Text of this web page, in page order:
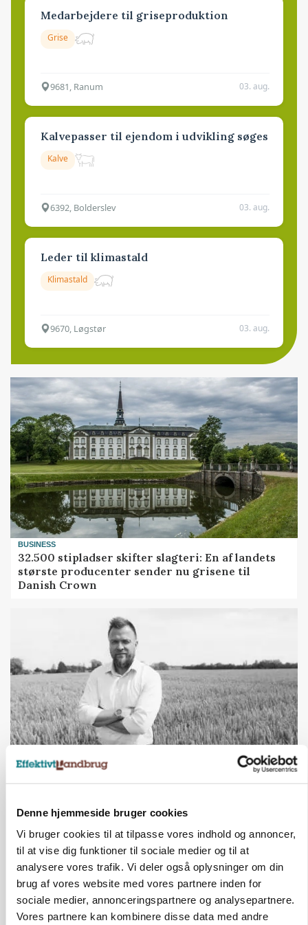
Denne hjemmeside bruger cookies
Vi bruger cookies til at tilpasse vores indhold og annoncer,
til at vise dig funktioner til sociale medier og til at
analysere vores trafik. Vi deler også oplysninger om din
brug af vores website med vores partnere inden for
sociale medier, annonceringspartnere og analysepartnere.
Vores partnere kan kombinere disse data med andre
Medarbejdere til griseproduktion
Grise
9681, Ranum 03. aug.
Kalvepasser til ejendom i udvikling søges
Kalve
6392, Bolderslev 03. aug.
Leder til klimastald
Klimastald
9670, Løgstør 03. aug.
BUSINESS
32.500 stipladser skifter slagteri: En af landets
største producenter sender nu grisene til
Danish Crown
Det er en uskik at udlægge et røgslør om